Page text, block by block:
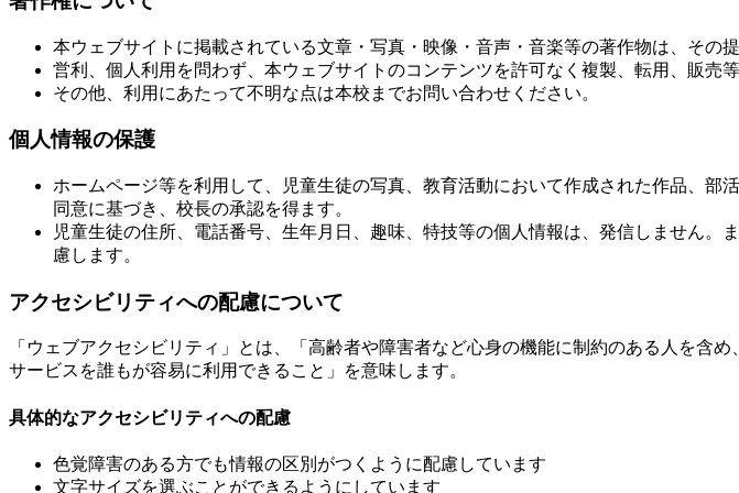
本ウェブサイトに掲載されている文章・写真・映像・音声・音楽等の著作物は、その
営利、個人利用を問わず、本ウェブサイトのコンテンツを許可なく複製、転用、販売
その他、利用にあたって不明な点は本校までお問い合わせください。
個人情報の保護
ホームページ等を利用して、児童生徒の写真、教育活動において作成された作品、
同意に基づき、校長の承認を得ます。
児童生徒の住所、電話番号、生年月日、趣味、特技等の個人情報は、発信しません
慮します。
アクセシビリティへの配慮について
「ウェブアクセシビリティ」とは、「高齢者や障害者など心身の機能に制約のある人を含
サービスを誰もが容易に利用できること」を意味します。
具体的なアクセシビリティへの配慮
色覚障害のある方でも情報の区別がつくように配慮しています
文字サイズを選ぶことができるようにしています